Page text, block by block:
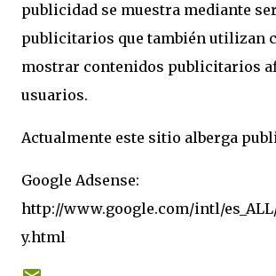
publicidad se muestra mediante
publicitarios que también utilizan
mostrar contenidos publicitarios
usuarios.
Actualmente este sitio alberga
Google Adsense:
http://www.google.com/intl/
y.html